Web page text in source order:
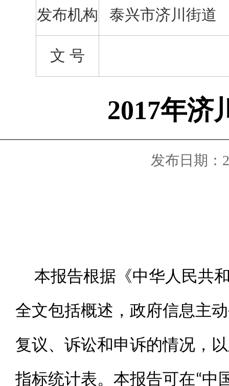
发布机构 泰兴市济川街道
文 号
2017年济
发布日期：
本报告根据《中华人民共
全文包括概述，政府信息主
复议、诉讼和申诉的情况，
指标统计表。本报告可在“中